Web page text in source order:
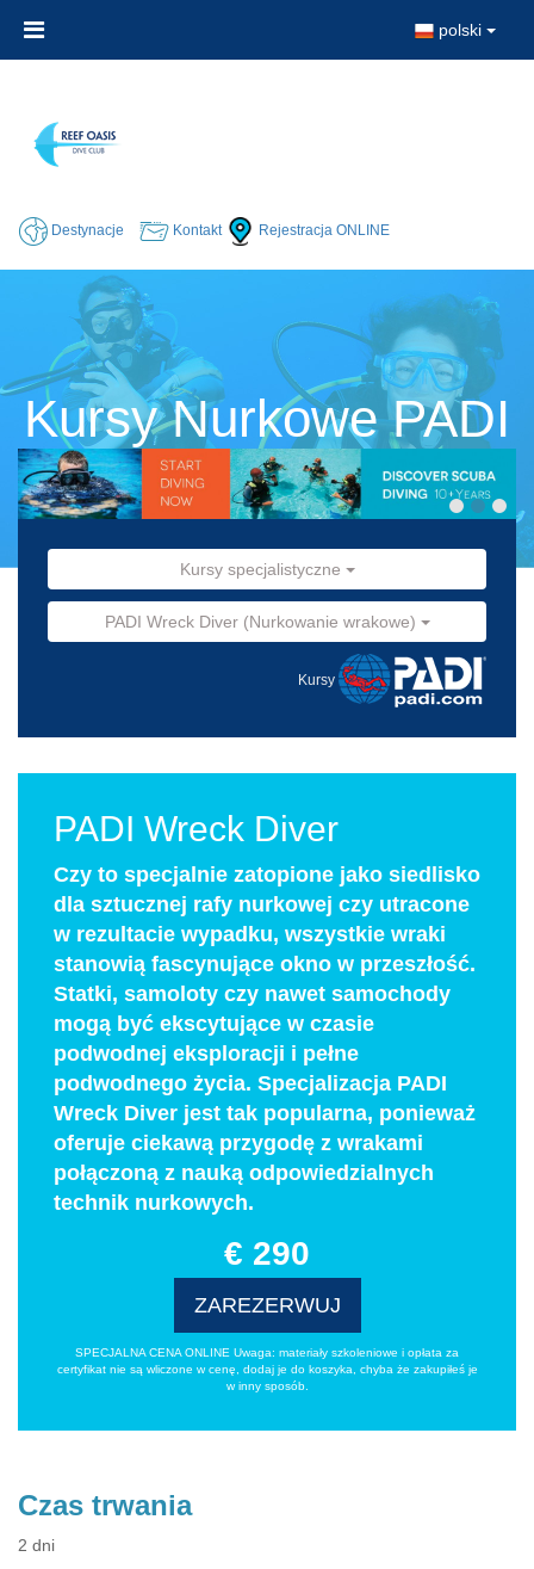
polski
Destynacje Kontakt Rejestracja ONLINE
Kursy Nurkowe PADI
Kursy specjalistyczne
PADI Wreck Diver (Nurkowanie wrakowe)
Kursy
PADI Wreck Diver
Czy to specjalnie zatopione jako siedlisko
dla sztucznej rafy nurkowej czy utracone
w rezultacie wypadku, wszystkie wraki
stanowią fascynujące okno w przeszłość.
Statki, samoloty czy nawet samochody
mogą być ekscytujące w czasie
podwodnej eksploracji i pełne
podwodnego życia. Specjalizacja PADI
Wreck Diver jest tak popularna, ponieważ
oferuje ciekawą przygodę z wrakami
połączoną z nauką odpowiedzialnych
technik nurkowych.
€ 290
ZAREZERWUJ
SPECJALNA CENA ONLINE Uwaga: materiały szkoleniowe i opłata za
certyfikat nie są wliczone w cenę, dodaj je do koszyka, chyba że zakupiłeś je
w inny sposób.
Czas trwania
2 dni